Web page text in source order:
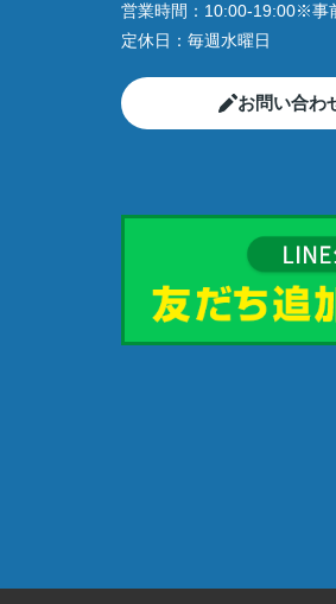
営業時間： 10:00-19:00※事
定休日： 毎週水曜日
お問い合わ